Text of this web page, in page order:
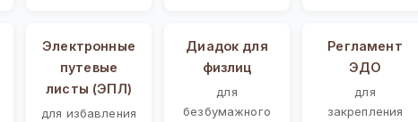
Электронные
путевые
листы (ЭПЛ)
для избавления
Диадок для
физлиц
для
безбумажного
Регламент
ЭДО
для
закрепления